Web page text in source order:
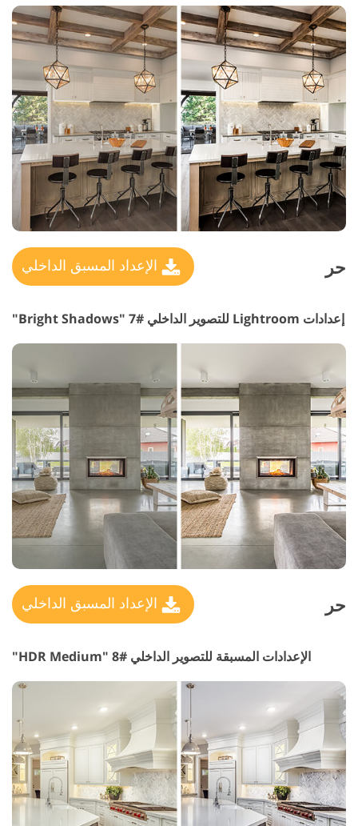
حر الإعداد المسبق الداخلي
إعدادات Lightroom للتصوير الداخلي #7 "Bright Shadows"
حر الإعداد المسبق الداخلي
الإعدادات المسبقة للتصوير الداخلي #8 "HDR Medium"